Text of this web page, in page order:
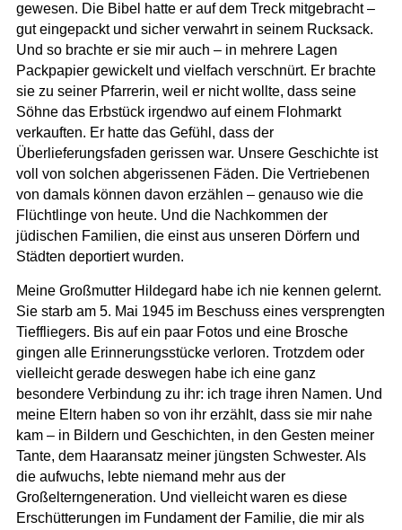
gewesen. Die Bibel hatte er auf dem Treck mitgebracht –
gut eingepackt und sicher verwahrt in seinem Rucksack.
Und so brachte er sie mir auch – in mehrere Lagen
Packpapier gewickelt und vielfach verschnürt. Er brachte
sie zu seiner Pfarrerin, weil er nicht wollte, dass seine
Söhne das Erbstück irgendwo auf einem Flohmarkt
verkauften. Er hatte das Gefühl, dass der
Überlieferungsfaden gerissen war. Unsere Geschichte ist
voll von solchen abgerissenen Fäden. Die Vertriebenen
von damals können davon erzählen – genauso wie die
Flüchtlinge von heute. Und die Nachkommen der
jüdischen Familien, die einst aus unseren Dörfern und
Städten deportiert wurden.
Meine Großmutter Hildegard habe ich nie kennen gelernt.
Sie starb am 5. Mai 1945 im Beschuss eines versprengten
Tieffliegers. Bis auf ein paar Fotos und eine Brosche
gingen alle Erinnerungsstücke verloren. Trotzdem oder
vielleicht gerade deswegen habe ich eine ganz
besondere Verbindung zu ihr: ich trage ihren Namen. Und
meine Eltern haben so von ihr erzählt, dass sie mir nahe
kam – in Bildern und Geschichten, in den Gesten meiner
Tante, dem Haaransatz meiner jüngsten Schwester. Als
die aufwuchs, lebte niemand mehr aus der
Großelterngeneration. Und vielleicht waren es diese
Erschütterungen im Fundament der Familie, die mir als